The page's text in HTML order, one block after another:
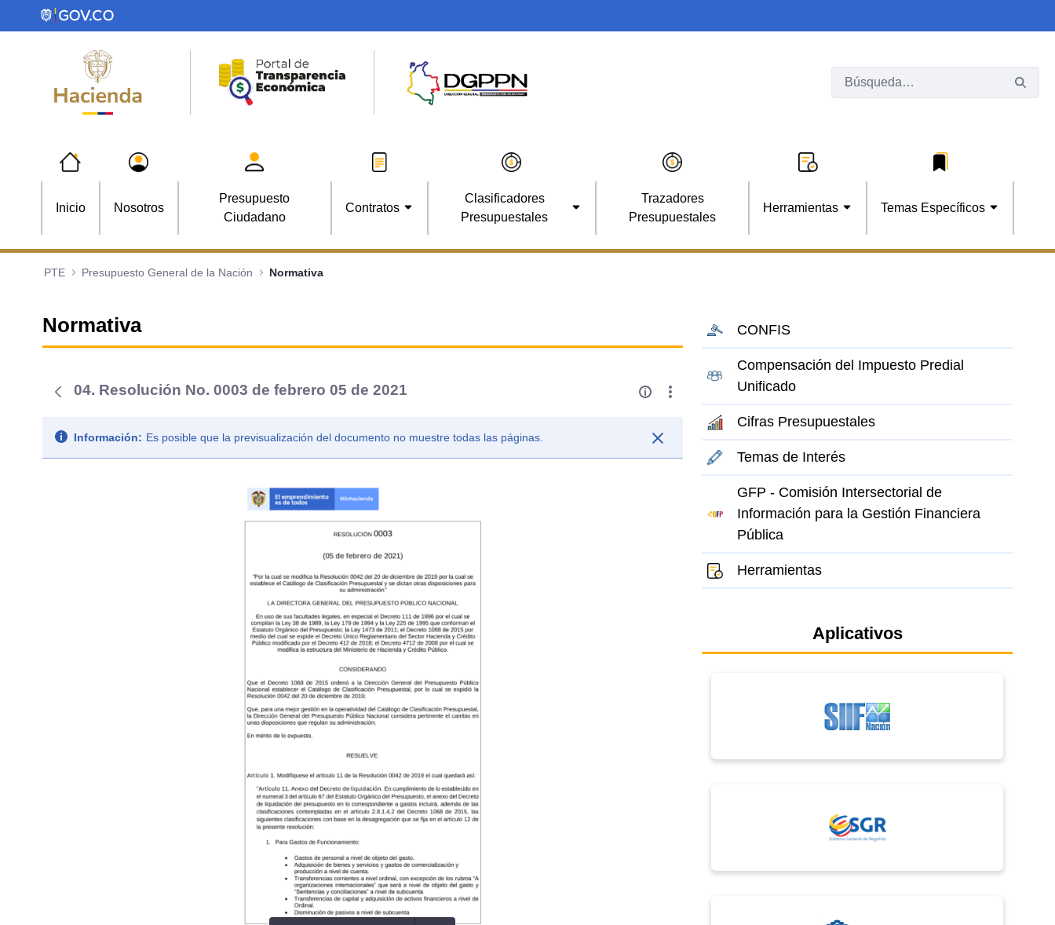
Saltar al contenido principal
Inicio Nosotros
Presupuesto
Ciudadano
Contratos
Clasificadores
Presupuestales
Trazadores
Presupuestales
Herramientas Temas Específicos
PTE Presupuesto General de la Nación Normativa
Normativa
04. Resolución No. 0003 de febrero 05 de 2021
Información: Es posible que la previsualización del documento no muestre todas las páginas.
CONFIS
Compensación del Impuesto Predial
Unificado
Cifras Presupuestales
Temas de Interés
GFP - Comisión Intersectorial de
Información para la Gestión Financiera
Pública
Herramientas
Aplicativos